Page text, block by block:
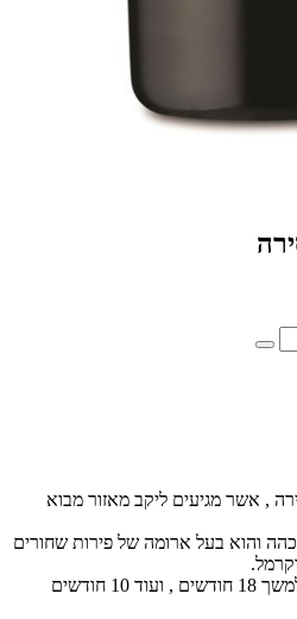
פטיט סירה , אשר מגיעים ליקב מאזור מבוא
והוא בעל ארומה של פירות שחורים
התיישן בחביות עץ אלון צרפתי למשך 18 חודשים , ועוד 10 חודשים